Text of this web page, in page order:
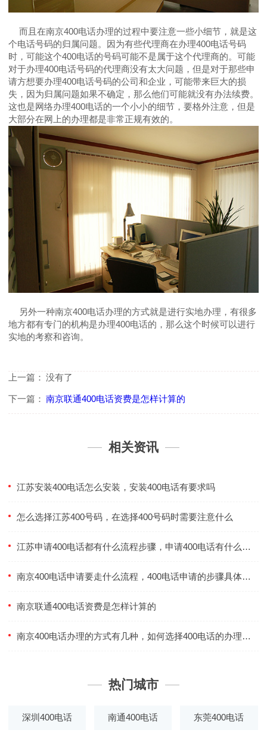
而且在南京400电话办理的过程中要注意一些小细节，就是这
个电话号码的归属问题。因为有些代理商在办理400电话号码
时，可能这个400电话的号码可能不是属于这个代理商的。可能
对于办理400电话号码的代理商没有太大问题，但是对于那些申
请方想要办理400电话号码的公司和企业，可能带来巨大的损
失，因为归属问题如果不确定，那么他们可能就没有办法续费。
这也是网络办理400电话的一个小小的细节，要格外注意，但是
大部分在网上的办理都是非常正规有效的。
另外一种南京400电话办理的方式就是进行实地办理，有很多
地方都有专门的机构是办理400电话的，那么这个时候可以进行
实地的考察和咨询。
上一篇： 没有了
下一篇： 南京联通400电话资费是怎样计算的
相关资讯
江苏安装400电话怎么安装，安装400电话有要求吗
怎么选择江苏400号码，在选择400号码时需要注意什么
江苏申请400电话都有什么流程步骤，申请400电话有什么要注意的事情
南京400电话申请要走什么流程，400电话申请的步骤具体是什么
南京联通400电话资费是怎样计算的
南京400电话办理的方式有几种，如何选择400电话的办理方式
热门城市
深圳400电话 南通400电话 东莞400电话